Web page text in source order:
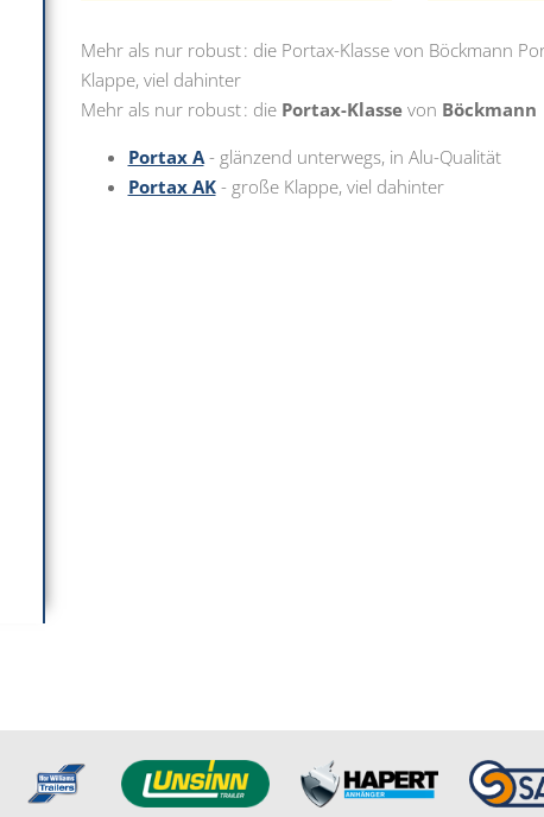
Mehr als nur robust : die Portax-Klasse von Böckmann
Klappe, viel dahinter
Mehr als nur robust : die Portax-Klasse von Böckmann
Portax A- glänzend unterwegs, in Alu-Qualität
Portax AK- große Klappe, viel dahinter